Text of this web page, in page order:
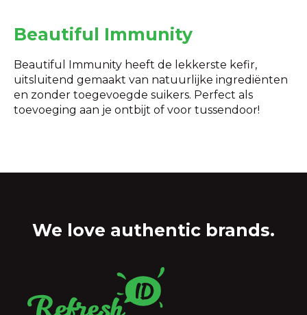
Beautiful Immunity
Beautiful Immunity heeft de lekkerste kefir,
uitsluitend gemaakt van natuurlijke ingrediënten
en zonder toegevoegde suikers. Perfect als
toevoeging aan je ontbijt of voor tussendoor!
We love authentic brands.